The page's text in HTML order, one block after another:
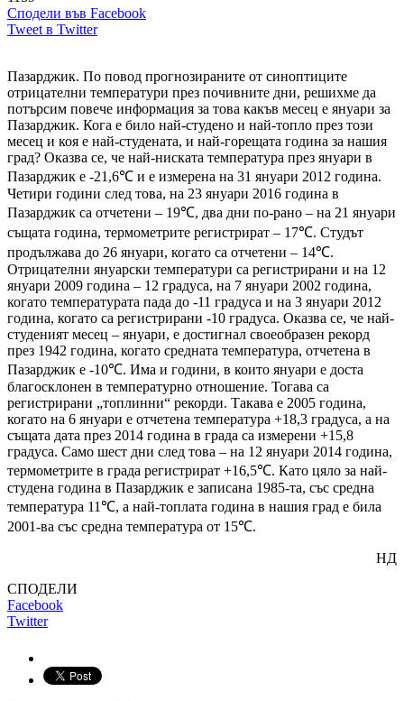
Сподели във Facebook
Tweet в Twitter
Пазарджик. По повод прогнозираните от синоптиците
отрицателни температури през почивните дни, решихме да
потърсим повече информация за това какъв месец е януари за
Пазарджик. Кога е било най-студено и най-топло през този
месец и коя е най-студената, и най-горещата година за нашия
град? Оказва се, че най-ниската температура през януари в
Пазарджик е -21,6℃ и е измерена на 31 януари 2012 година.
Четири години след това, на 23 януари 2016 година в
Пазарджик са отчетени – 19℃, два дни по-рано – на 21 януари
същата година, термометрите регистрират – 17℃. Студът
продължава до 26 януари, когато са отчетени – 14℃.
Отрицателни януарски температури са регистрирани и на 12
януари 2009 година – 12 градуса, на 7 януари 2002 година,
когато температурата пада до -11 градуса и на 3 януари 2012
година, когато са регистрирани -10 градуса. Оказва се, че най-
студеният месец – януари, е достигнал своеобразен рекорд
през 1942 година, когато средната температура, отчетена в
Пазарджик е -10℃. Има и години, в които януари е доста
благосклонен в температурно отношение. Тогава са
регистрирани „топлинни“ рекорди. Такава е 2005 година,
когато на 6 януари е отчетена температура +18,3 градуса, а на
същата дата през 2014 година в града са измерени +15,8
градуса. Само шест дни след това – на 12 януари 2014 година,
термометрите в града регистрират +16,5℃. Като цяло за най-
студена година в Пазарджик е записана 1985-та, със средна
температура 11℃, а най-топлата година в нашия град е била
2001-ва със средна температура от 15℃.
НД
СПОДЕЛИ
Facebook
Twitter